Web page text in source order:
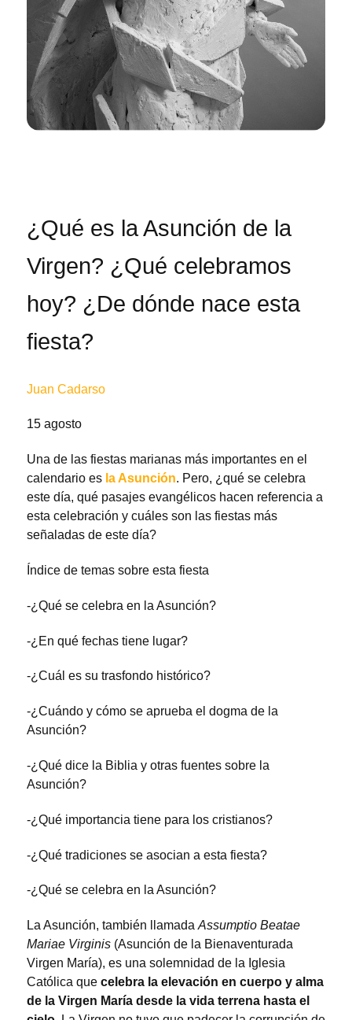
¿Qué es la Asunción de la
Virgen? ¿Qué celebramos
hoy? ¿De dónde nace esta
fiesta?
Juan Cadarso
15 agosto
Una de las fiestas marianas más importantes en el
calendario es la Asunción. Pero, ¿qué se celebra
este día, qué pasajes evangélicos hacen referencia a
esta celebración y cuáles son las fiestas más
señaladas de este día?
Índice de temas sobre esta fiesta
-¿Qué se celebra en la Asunción?
-¿En qué fechas tiene lugar?
-¿Cuál es su trasfondo histórico?
-¿Cuándo y cómo se aprueba el dogma de la
Asunción?
-¿Qué dice la Biblia y otras fuentes sobre la
Asunción?
-¿Qué importancia tiene para los cristianos?
-¿Qué tradiciones se asocian a esta fiesta?
-¿Qué se celebra en la Asunción?
La Asunción, también llamada Assumptio Beatae
Mariae Virginis (Asunción de la Bienaventurada
Virgen María), es una solemnidad de la Iglesia
Católica que celebra la elevación en cuerpo y alma
de la Virgen María desde la vida terrena hasta el